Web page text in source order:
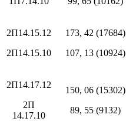
2П14.15.12
2П14.15.10
173, 42 (17684)
107, 13 (10924)
2П14.17.12
2П
14.17.10
150, 06 (15302)
89, 55 (9132)